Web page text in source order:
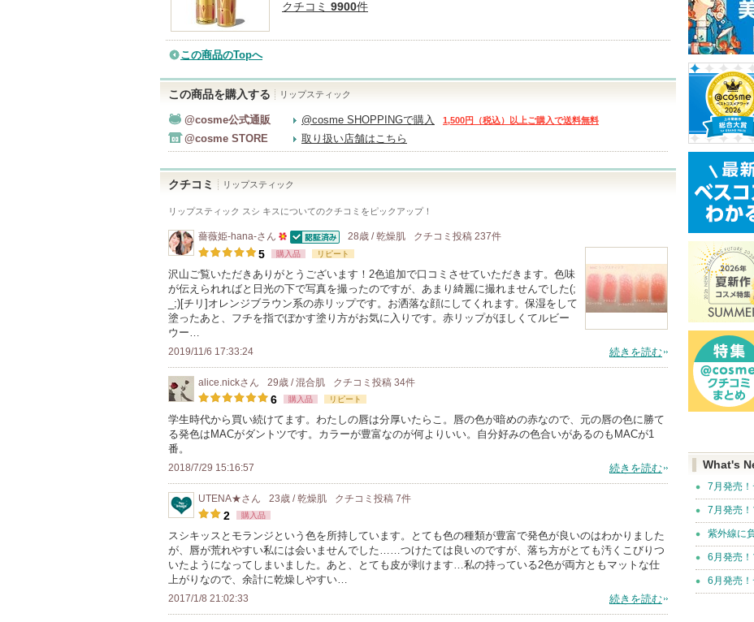
クチコミ 9900件
この商品のTopへ
この商品を購入する リップスティック
@cosme公式通販 @cosme SHOPPINGで購入 1,500円（税込）以上ご購入で送料無料
@cosme STORE 取り扱い店舗はこちら
クチコミ リップスティック
リップスティック スシ キス についてのクチコミをピックアップ！
薔薇姫-hana-さん
50
人
以
上
ン
バ
ー
に
に
入
登
録
さ
認証済
28歳 / 乾燥肌 クチコミ投稿 237件
5 購入品 リピート
沢山ご覧いただきありがとうございます！2色追加で口コミさせていただきます。色味
が伝えられればと日光の下で写真を撮ったのですが、あまり綺麗に撮れませんでした(;
_;)[チリ]オレンジブラウン系の赤リップです。お洒落な顔にしてくれます。保湿をして
塗ったあと、フチを指でぼかす塗り方がお気に入りです。赤リップがほしくてルビー
ウー…
2019/11/6 17:33:24 続きを読む
alice.nickさん 29歳 / 混合肌 クチコミ投稿 34件
6 購入品 リピート
学生時代から買い続けてます。わたしの唇は分厚いたらこ。唇の色が暗めの赤なので、元の唇の色に勝て
る発色はMACがダントツです。カラーが豊富なのが何よりいい。自分好みの色合いがあるのもMACが1
番。
2018/7/29 15:16:57 続きを読む
UTENA★さん 23歳 / 乾燥肌 クチコミ投稿 7件
2 購入品
スシキッスとモランジという色を所持しています。とても色の種類が豊富で発色が良いのはわかりました
が、唇が荒れやすい私には会いませんでした……つけたては良いのですが、落ち方がとても汚くこびりつ
いたようになってしまいました。あと、とても皮が剥けます…私の持っている2色が両方ともマットな仕
上がりなので、余計に乾燥しやすい…
2017/1/8 21:02:33 続きを読む
What's
7月発売
7月発売
紫外線に
6月発売
6月発売